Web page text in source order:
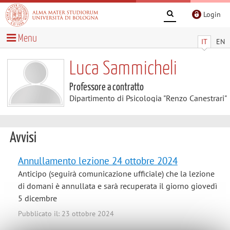
Login
IT EN
Menu
Luca Sammicheli
Professore a contratto
Dipartimento di Psicologia "Renzo Canestrari"
Avvisi
Annullamento lezione 24 ottobre 2024
Anticipo (seguirà comunicazione ufficiale) che la lezione
di domani è annullata e sarà recuperata il giorno giovedì
5 dicembre
Pubblicato il: 23 ottobre 2024